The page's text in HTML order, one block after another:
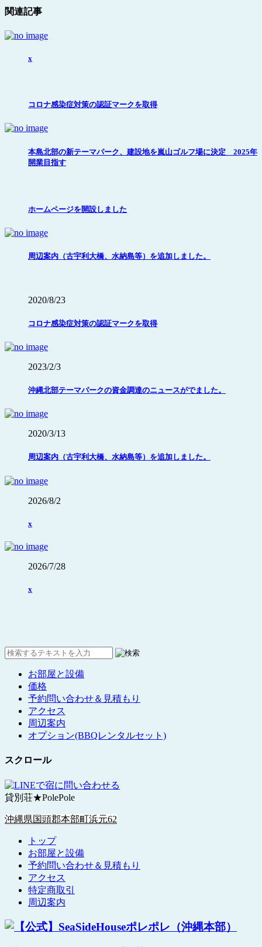
関連記事
x
コロナ感染症対策の認証マークを取得
本島北部の新テーマパーク、建設地を嵐山ゴルフ場に決定 2025年
開業目指す
ホームページを開設しました
周辺案内（古宇利大橋、水納島等）を追加しました。
2020/8/23
コロナ感染症対策の認証マークを取得
2023/2/3
沖縄北部テーマパークの資金調達のニュースがでました。
2020/3/13
周辺案内（古宇利大橋、水納島等）を追加しました。
2026/8/2
x
2026/7/28
x
お部屋と設備
価格
予約問い合わせ＆見積もり
アクセス
周辺案内
オプション(BBQレンタルセット)
スクロール
貸別荘★PolePole
沖縄県国頭郡本部町浜元62
トップ
お部屋と設備
予約問い合わせ＆見積もり
アクセス
特定商取引
周辺案内